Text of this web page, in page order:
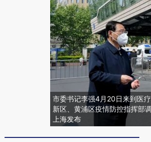
市委书记李强4月20日来到医
新区、黄浦区疫情防控指挥部
上海发布